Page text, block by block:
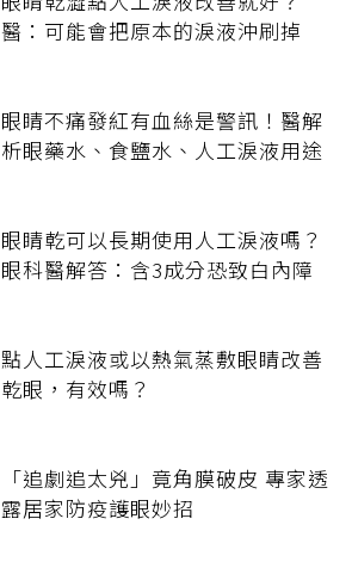
醫：可能會把原本的淚液沖刷掉
眼睛不痛發紅有血絲是警訊！醫解
析眼藥水、食鹽水、人工淚液用途
眼睛乾可以長期使用人工淚液嗎？
眼科醫解答：含3成分恐致白內障
點人工淚液或以熱氣蒸敷眼睛改善
乾眼，有效嗎？
「追劇追太兇」竟角膜破皮 專家透
露居家防疫護眼妙招